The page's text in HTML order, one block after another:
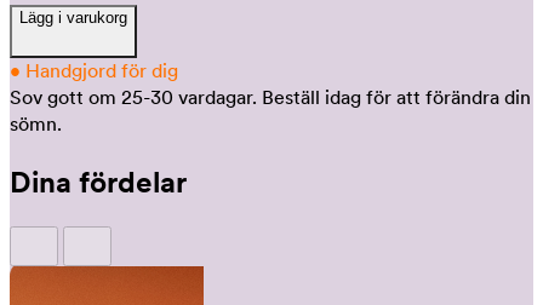
Lägg i varukorg
• Handgjord för dig
Sov gott om 25-30 vardagar. Beställ idag för att förändra din
sömn.
Dina fördelar